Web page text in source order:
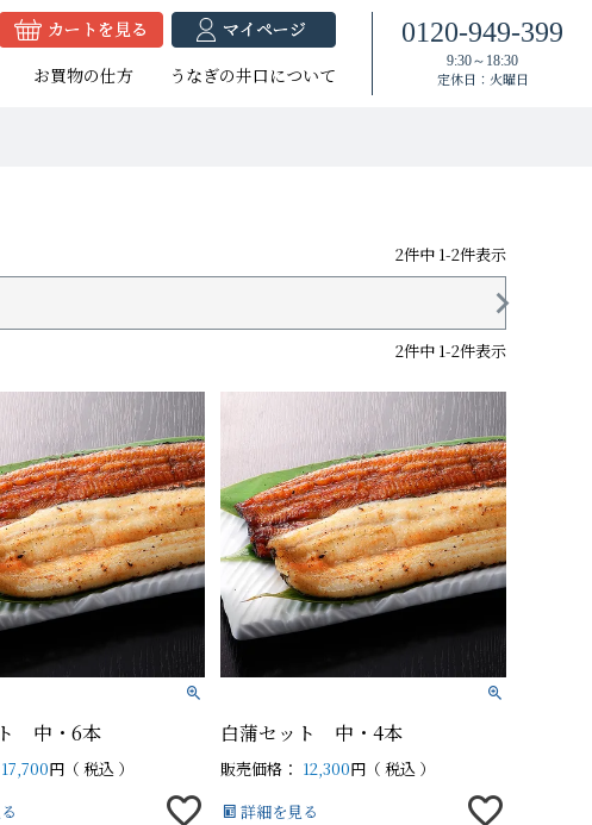
白焼セット
たれ付き
中（100g以上）
小（90g以上）
その他商品
白蒲セット
白焼セット
たれ付き
中（100g以上）
小（90g以上）
その他商品
お買物の仕方 うなぎの井口について
0120-949-399
9:30～18:30
定休日：火曜日
2件中 1-2件表示
2件中 1-2件表示
中・6本
17,700
税込
白蒲セット 中・4本
販売価格： 12,300
税込
詳細を見る